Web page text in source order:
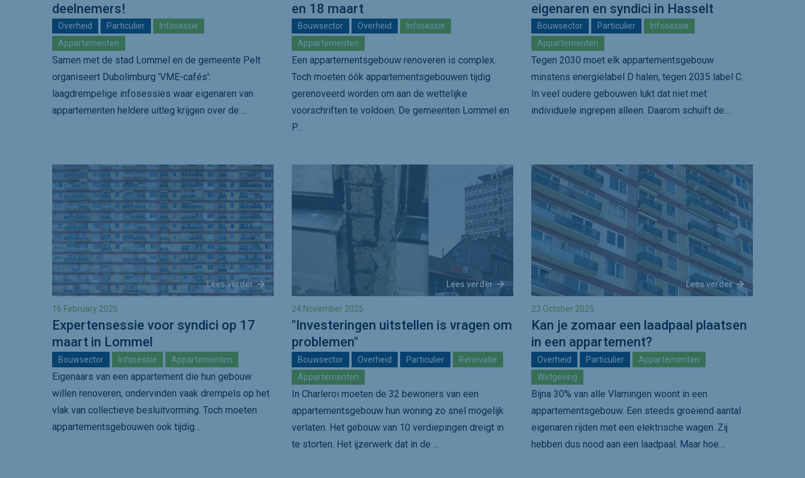
deelnemers!
Overheid Particulier
Infosessie
Appartementen
Samen met de stad Lommel en de gemeente Pelt
organiseert Dubolimburg 'VME-cafés':
laagdrempelige infosessies waar eigenaren van
appartementen heldere uitleg krijgen over de …
en 18 maart
Bouwsector Overheid
Infosessie
Appartementen
Een appartementsgebouw renoveren is complex.
Toch moeten óók appartementsgebouwen tijdig
gerenoveerd worden om aan de wettelijke
voorschriften te voldoen. De gemeenten Lommel en
P…
eigenaren en syndici in Hasselt
Bouwsector Particulier
Infosessie
Appartementen
Tegen 2030 moet elk appartementsgebouw
minstens energielabel D halen, tegen 2035 label C.
In veel oudere gebouwen lukt dat niet met
individuele ingrepen alleen. Daarom schuift de…
Lees verder
16 February 2026
Expertensessie voor syndici op 17
maart in Lommel
Bouwsector Infosessie Appartementen
Eigenaars van een appartement die hun gebouw
willen renoveren, ondervinden vaak drempels op het
vlak van collectieve besluitvorming. Toch moeten
appartementsgebouwen ook tijdig…
Lees verder
24 November 2025
"Investeringen uitstellen is vragen om
problemen"
Bouwsector Overheid Particulier
Renovatie
Appartementen
In Charleroi moeten de 32 bewoners van een
appartementsgebouw hun woning zo snel mogelijk
verlaten. Het gebouw van 10 verdiepingen dreigt in
te storten. Het ijzerwerk dat in de …
Lees verder
23 October 2025
Kan je zomaar een laadpaal plaatsen
in een appartement?
Overheid Particulier
Appartementen
Wetgeving
Bijna 30% van alle Vlamingen woont in een
appartementsgebouw. Een steeds groeiend aantal
eigenaren rijden met een elektrische wagen. Zij
hebben dus nood aan een laadpaal. Maar hoe…